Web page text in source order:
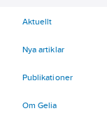
Aktuellt
Nya artiklar
Publikationer
Om Gelia